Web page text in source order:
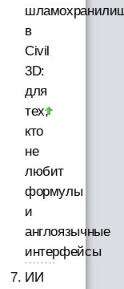
в
Civil
3D:
для
тех,
кто
не
любит
формулы
и
англоязычные
интерфейсы
ИИ